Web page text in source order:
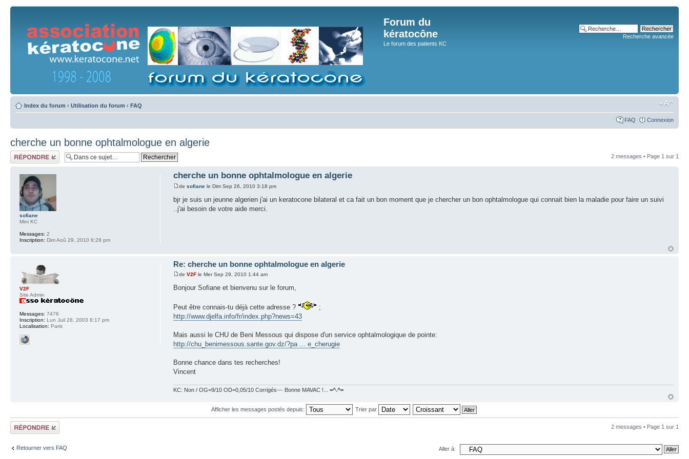
Forum du
kératocône
Le forum des patients KC
Recherche avancée
Index du forum ‹ Utilisation du forum ‹ FAQ
FAQ Connexion
cherche un bonne ophtalmologue en algerie
Répondre 2 messages • Page 1 sur 1
cherche un bonne ophtalmologue en algerie
desofiane le Dim Sep 26, 2010 3:18 pm
bjr je suis un jeunne algerien j'ai un keratocone bilateral et ca fait un bon moment que je chercher un bon ophtalmologue qui connait bien la maladie pour faire un suivi
..j'ai besoin de votre aide merci.
sofiane
Mini KC
Messages: 2
Inscription: Dim Aoû 29, 2010 8:28 pm
Re: cherche un bonne ophtalmologue en algerie
deV2F le Mer Sep 29, 2010 1:44 am
Bonjour Sofiane et bienvenu sur le forum,
Peut être connais-tu déjà cette adresse ?
;
http://www.djelfa.info/fr/index.php?news=43
Mais aussi le CHU de Beni Messous qui dispose d'un service ophtalmologique de pointe:
http://chu_benimessous.sante.gov.dz/?pa ... e_cherugie
Bonne chance dans tes recherches!
Vincent
KC: Non / OG=9/10 OD=0,05/10 Corrigés--- Bonne MAVAC !...=^.^=
V2F
Site Admin
Messages: 7476
Inscription: Lun Juil 28, 2003 8:17 pm
Localisation: Paris
Afficher les messages postés depuis: Trier par
Répondre 2 messages • Page 1 sur 1
Retourner vers FAQ Aller à: